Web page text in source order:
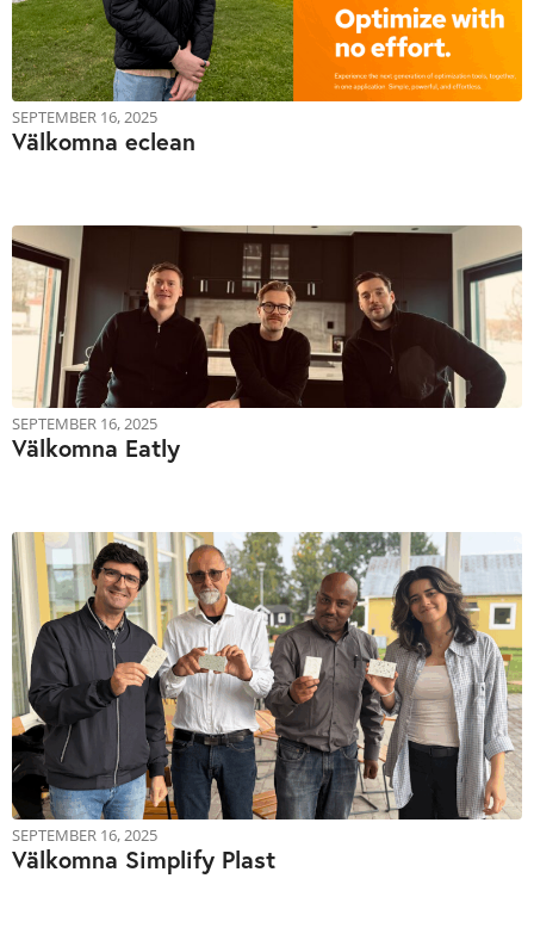
SEPTEMBER 16, 2025
Välkomna eclean
SEPTEMBER 16, 2025
Välkomna Eatly
SEPTEMBER 16, 2025
Välkomna Simplify Plast